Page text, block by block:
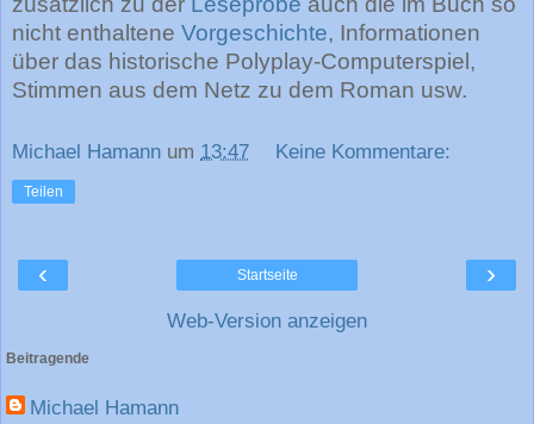
nicht enthaltene Vorgeschichte, Informationen
über das historische Polyplay-Computerspiel,
Stimmen aus dem Netz zu dem Roman usw.
Michael Hamann um 13:47 Keine Kommentare:
Teilen
‹ ›
Startseite
Web-Version anzeigen
Beitragende
Michael Hamann